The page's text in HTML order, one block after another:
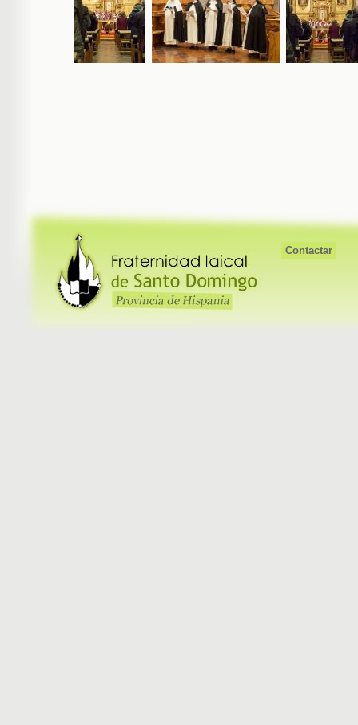
Contactar